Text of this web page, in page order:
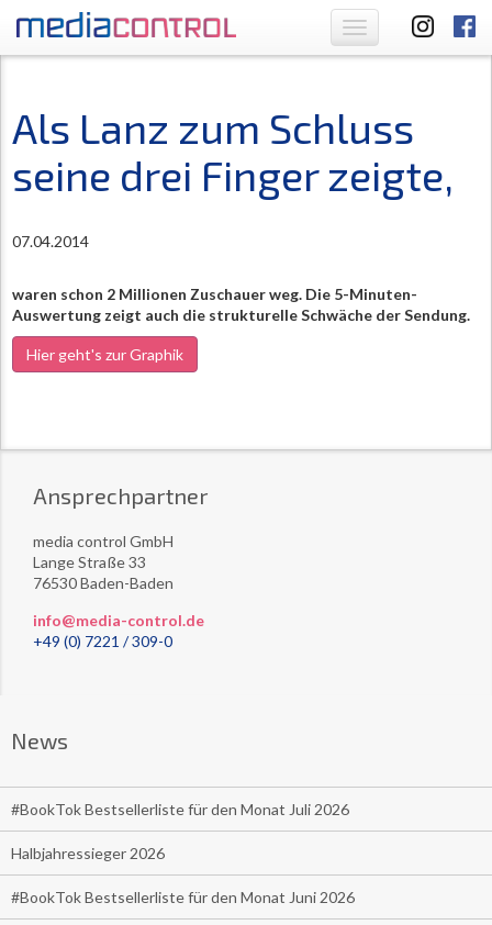
Toggle
navigation
Als Lanz zum Schluss
seine drei Finger zeigte,
07.04.2014
waren schon 2 Millionen Zuschauer weg. Die 5-Minuten-
Auswertung zeigt auch die strukturelle Schwäche der Sendung.
Hier geht's zur Graphik
Ansprechpartner
media control GmbH
Lange Straße 33
76530 Baden-Baden
info@media-control.de
+49 (0) 7221 / 309-0
News
#BookTok Bestsellerliste für den Monat Juli 2026
Halbjahressieger 2026
#BookTok Bestsellerliste für den Monat Juni 2026